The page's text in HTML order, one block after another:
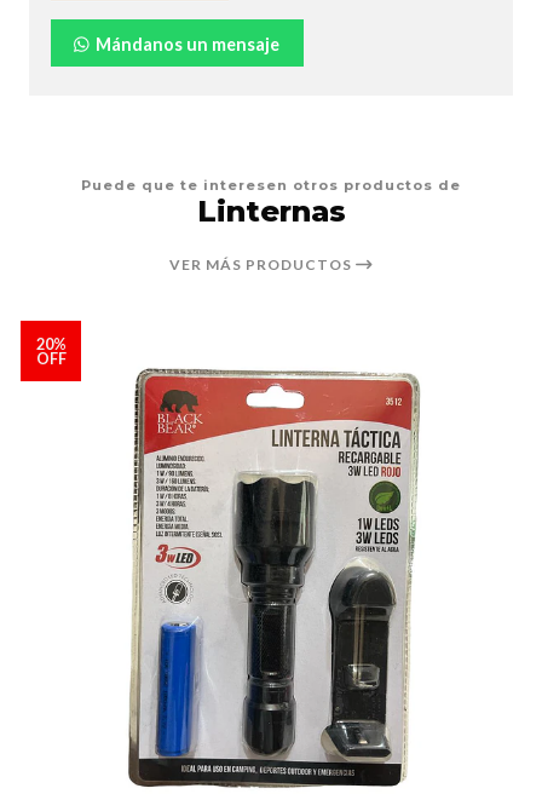
Mándanos un mensaje
Puede que te interesen otros productos de
Linternas
VER MÁS PRODUCTOS
20%
OFF